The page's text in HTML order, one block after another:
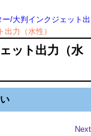
/大判インクジェット出
出力（水性）
ット出力（水
Next